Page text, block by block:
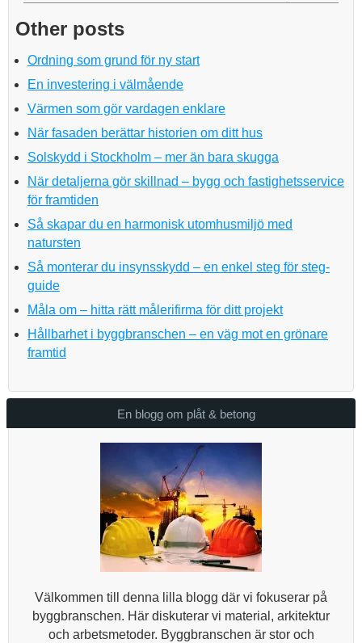
Other posts
Ordning som grund för ny start
En investering i välmående
Värmen som gör vardagen enklare
När fasaden berättar historien om ditt hus
Solskydd i Stockholm – mer än bara skugga
När detaljerna gör skillnad – bygg och fastighetsservice
för framtiden
Så skapar du en harmonisk utomhusmiljö med
natursten
Så monterar du insynsskydd – en enkel steg för steg-
guide
Måla om – hitta rätt målerifirma för ditt projekt
Hållbarhet i byggbranschen – en väg mot en grönare
framtid
En blogg om plåt & betong
Välkommen till denna lilla blogg där vi fokuserar på
byggbranschen. Här diskuterar vi material, arkitektur
och arbetsmetoder. Byggbranschen är stor och